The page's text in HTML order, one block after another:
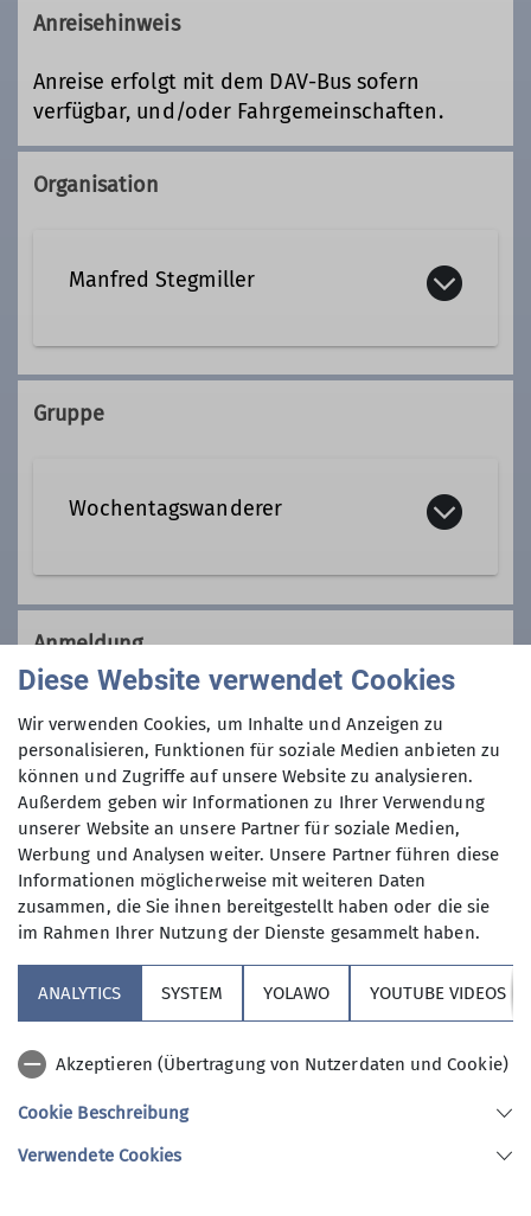
Anreisehinweis
Anreise erfolgt mit dem DAV-Bus sofern
verfügbar, und/oder Fahrgemeinschaften.
Organisation
Manfred Stegmiller
08191 7719 0179 4881154
Gruppe
Wochentagswanderer
Wir sind eine Gemeinschaft von
Wanderfreunden innerhalb der
Sektion, die
hauptsächlich jeden
Dienstag und Mittwoch, aber auch an
anderen Wochentagen in freier Natur
unterwegs sind.
Wer kann sich das wochentags
leisten?
Nun, alle die aus dem Berufsleben
ausgeschieden sind oder sonst über
ihre Zeit frei verfügen können und
körperlich in guter Verfassung sind.
Neben anspruchvollen Bergtouren
(bis ca. 1400 Höhenmeter) stehen
auch leichtere Berg- und
Flachwanderungen (ca. 15 bis 20 km)
auf unserem Programm. Dazu kommen
Kulturfahrten und -veranstaltungen
Wanderwoche in den Bergen sowie im
Anmeldung
Anmeldung bis
20.10.2025
Maximale Teilnehmeranzahl
9
Diese Website verwendet Cookies
Wir verwenden Cookies, um Inhalte und Anzeigen zu
personalisieren, Funktionen für soziale Medien anbieten zu
können und Zugriffe auf unsere Website zu analysieren.
Außerdem geben wir Informationen zu Ihrer Verwendung
unserer Website an unsere Partner für soziale Medien,
Werbung und Analysen weiter. Unsere Partner führen diese
Informationen möglicherweise mit weiteren Daten
zusammen, die Sie ihnen bereitgestellt haben oder die sie
im Rahmen Ihrer Nutzung der Dienste gesammelt haben.
ANALYTICS SYSTEM YOLAWO YOUTUBE VIDEOS
Akzeptieren (Übertragung von Nutzerdaten und Cookie)
Cookie Beschreibung
Verwendete Cookies